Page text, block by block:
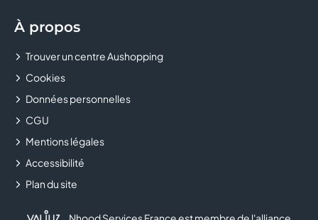
À propos
Trouver un centre Aushopping
Cookies
Données personnelles
CGU
Mentions légales
Accessibilité
Plan du site